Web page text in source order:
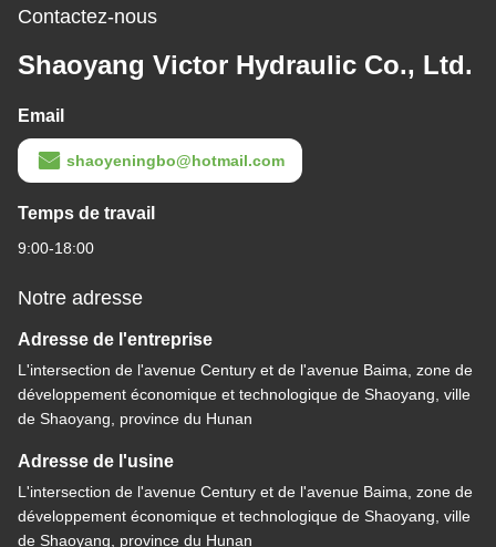
Contactez-nous
Shaoyang Victor Hydraulic Co., Ltd.
Email
shaoyeningbo@hotmail.com
Temps de travail
9:00-18:00
Notre adresse
Adresse de l'entreprise
L'intersection de l'avenue Century et de l'avenue Baima, zone de
développement économique et technologique de Shaoyang, ville
de Shaoyang, province du Hunan
Adresse de l'usine
L'intersection de l'avenue Century et de l'avenue Baima, zone de
développement économique et technologique de Shaoyang, ville
de Shaoyang, province du Hunan